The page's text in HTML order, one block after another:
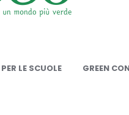
LE SCUOLE GREEN